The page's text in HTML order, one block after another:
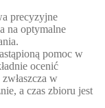
precyzyjne
na optymalne
pomoc w
ocenić
w
a czas zbioru jest